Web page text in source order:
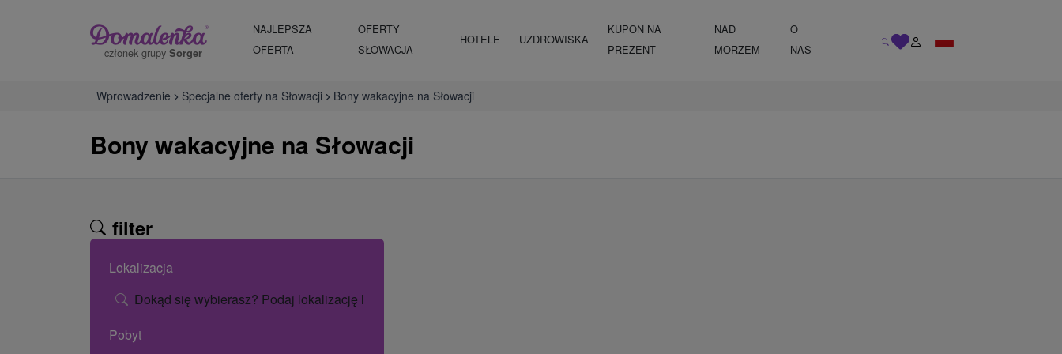
członek grupy Sorger
NAJLEPSZA
OFERTA
OFERTY
SŁOWACJA
HOTELE UZDROWISKA
KUPON NA
PREZENT
NAD
MORZEM
O
NAS
Wprowadzenie Specjalne oferty na Słowacji Bony wakacyjne na Słowacji
Bony wakacyjne na Słowacji
filter
Lokalizacja
Dokąd się wybierasz? Podaj lokalizację lub nazwę hotelu.
Pobyt